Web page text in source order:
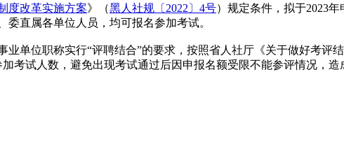
度改革实施方案》（黑人社规〔2022〕4号）规定条件，拟于2023
直属各单位人员，均可报名参加考试。
业单位职称实行“评聘结合”的要求，按照省人社厅《关于做好考评
考试人数，避免出现考试通过后因申报名额受限不能参评情况，造